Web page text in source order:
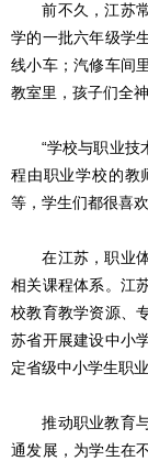
前不久，江苏常
学的一批六年级学
线小车；汽修车间
教室里，孩子们全
“学校与职业技术
程由职业学校的教
等，学生们都很喜
在江苏，职业体
相关课程体系。江
校教育教学资源、
苏省开展建设中小
定省级中小学生职
推动职业教育与
通发展，为学生在